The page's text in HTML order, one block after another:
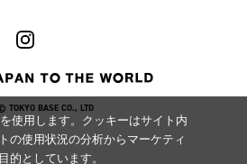
TOKYO BASE CO., LTD
使用します。クッキーはサイト内
の使用状況の分析からマーケティ
的としています。